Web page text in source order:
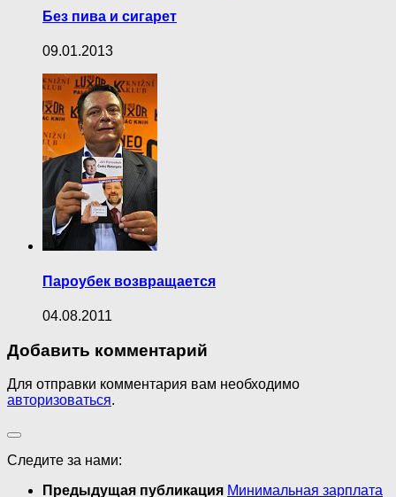
Без пива и сигарет
09.01.2013
Пароубек возвращается
04.08.2011
Добавить комментарий
Для отправки комментария вам необходимо
авторизоваться.
Следите за нами:
Предыдущая публикация Минимальная зарплата